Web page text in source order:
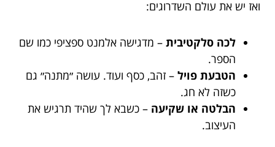
ואז יש את עולם השדרוגים:
לכה סלקטיבית – מדגישה אלמנט ספציפי כמו שם
הספר.
הטבעת פויל – זהב, כסף ועוד. עושה ״מתנה״ גם
כשזה לא חג.
הבלטה או שקיעה – כשבא לך שהיד תרגיש את
העיצוב.